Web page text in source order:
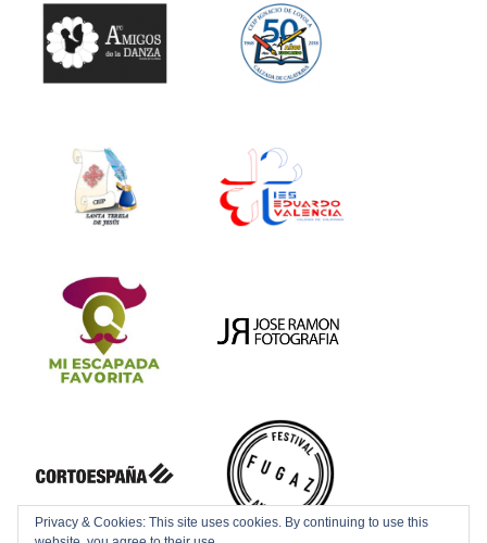
Privacy & Cookies: This site uses cookies. By continuing to use this